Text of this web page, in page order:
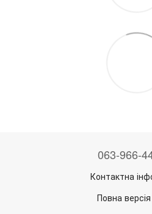
063-966-
Контактна
Повна